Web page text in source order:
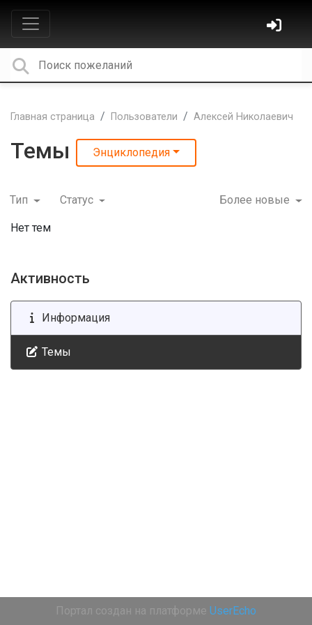
Главная страница Пользователи Алексей Николаевич
Темы Энциклопедия
Тип Статус Более новые
Нет тем
Активность
Информация
Темы
Портал создан на платформе UserEcho